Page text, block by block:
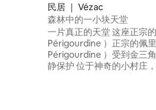
民居 ｜ Vézac
森林中的一小块天堂
一片真正的天堂 这座正宗的佩里古尔丁（
Périgourdine ）正宗的佩
Périgourdine ）受到金三
静保护 位于神奇的小村庄，距萨拉特（